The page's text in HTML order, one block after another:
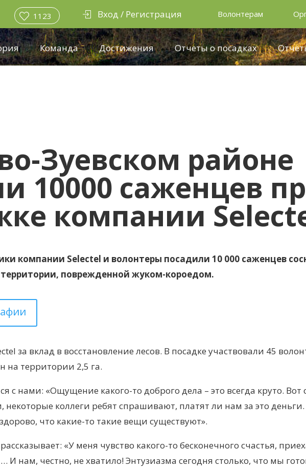
1123 Вход / Регистрация Волонтерам
Команда Достижения Отчеты о посадках
Зуевском районе
10000 саженцев
компании
компании Selectel и волонтеры посадили 10 000 саженцев
поврежденной жуком-короедом.
за вклад в восстановление лесов. В посадке участвовали 45
на территории 2,5 га.
с нами: «Ощущение какого-то доброго дела – это всегда круто. Вот
некоторые коллеги ребят спрашивают, платят ли нам за это
что какие-то такие вещи существуют».
«У меня чувство какого-то бесконечного счастья,
И нам, честно, не хватило! Энтузиазма сегодня столько, что мы